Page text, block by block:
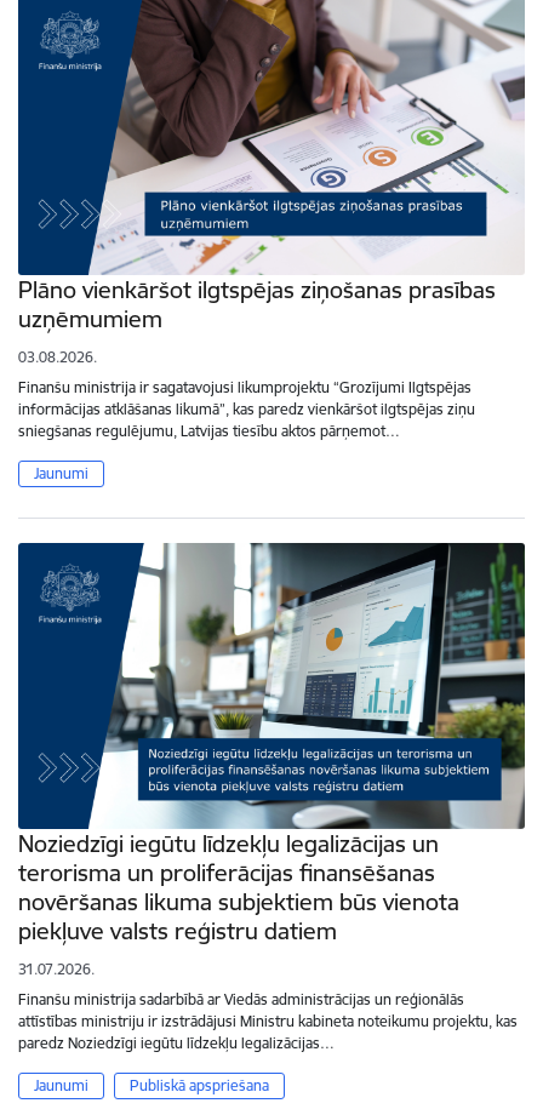
Plāno vienkāršot ilgtspējas ziņošanas prasības
uzņēmumiem
03.08.2026.
Finanšu ministrija ir sagatavojusi likumprojektu “Grozījumi Ilgtspējas
informācijas atklāšanas likumā”, kas paredz vienkāršot ilgtspējas ziņu
sniegšanas regulējumu, Latvijas tiesību aktos pārņemot…
Jaunumi
Noziedzīgi iegūtu līdzekļu legalizācijas un
terorisma un proliferācijas finansēšanas
novēršanas likuma subjektiem būs vienota
piekļuve valsts reģistru datiem
31.07.2026.
Finanšu ministrija sadarbībā ar Viedās administrācijas un reģionālās
attīstības ministriju ir izstrādājusi Ministru kabineta noteikumu projektu, kas
paredz Noziedzīgi iegūtu līdzekļu legalizācijas…
Jaunumi Publiskā apspriešana